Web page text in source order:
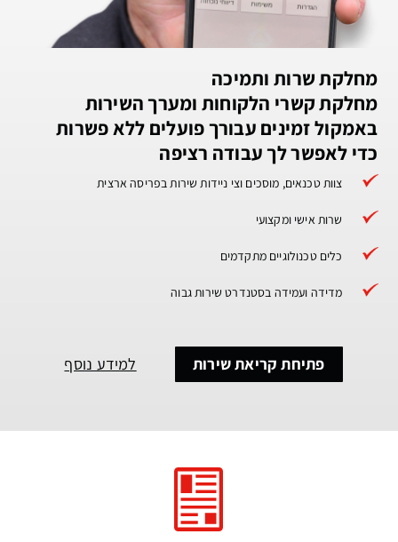
מחלקת שרות ותמיכה
מחלקת קשרי הלקוחות ומערך השירות
באמקול זמינים עבורך פועלים ללא פשרות
כדי לאפשר לך עבודה רציפה
צוות טכנאים, מוסכים וצי ניידות שירות בפריסה ארצית
שרות אישי ומקצועי
כלים טכנולוגיים מתקדמים
מדידה ועמידה בסטנדרט שירות גבוה
פתיחת קריאת שירות למידע נוסף